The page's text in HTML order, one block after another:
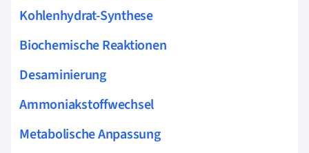
Kohlenhydrat-Synthese
Biochemische Reaktionen
Desaminierung
Ammoniakstoffwechsel
Metabolische Anpassung